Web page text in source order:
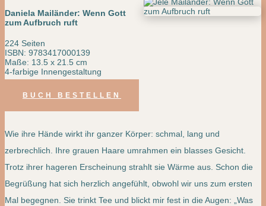
Wie ihre Hände wirkt ihr ganzer Körper: schmal, lang und
zerbrechlich. Ihre grauen Haare umrahmen ein blasses Gesicht.
Trotz ihrer hageren Erscheinung strahlt sie Wärme aus. Schon die
Begrüßung hat sich herzlich angefühlt, obwohl wir uns zum ersten
Mal begegnen. Sie trinkt Tee und blickt mir fest in die Augen: „Was
Daniela Mailänder: Wenn Gott
zum Aufbruch ruft
224 Seiten
ISBN: 9783417000139
Maße: 13.5 x 21.5 cm
4-farbige Innengestaltung
BUCH BESTELLEN